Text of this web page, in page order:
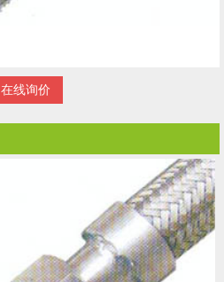
在线询价